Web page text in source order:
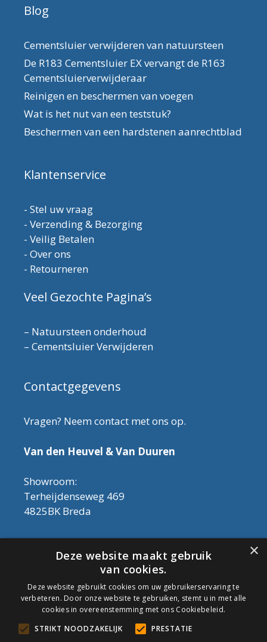
Blog
Cementsluier verwijderen van natuursteen
De R183 Cementsluier EX vervangt de R163
Cementsluierverwijderaar
Reinigen en beschermen van voegen
Wat is het nut van een teststuk?
Beschermen van een hardstenen aanrechtblad
Klantenservice
- Stel uw vraag
- Verzending & Bezorging
- Veilig Betalen
- Over ons
- Retourneren
Veel Gezochte Pagina’s
– Natuursteen onderhoud
– Cementsluier Verwijderen
Contactgegevens
Vragen? Neem contact met ons op.
Van den Heuvel & Van Duuren
Showroom:
Terheijdenseweg 469
4825BK Breda
Let op! Onderhoudsproducten zijn nu af te
halen in de showroom. Er kan alleen met
contant geld betaald worden, dus geen pin.
Tel: 076-3030554
Email: info@onderhoudshop.nl
KVK: 59667419
×
Deze website maakt gebruik
van cookies.
Deze website gebruikt cookies om uw gebruikerservaring te
verbeteren. Door onze website te gebruiken, stemt u in met alle
cookies in overeenstemming met ons Cookiebeleid.
STRIKT NOODZAKELIJK
PRESTATIE